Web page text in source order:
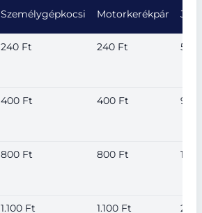
Személygépkocsi Motorkerékpár
240 Ft 240 Ft 500
400 Ft 400 Ft 900
800 Ft 800 Ft
1.100 Ft 1.100 Ft